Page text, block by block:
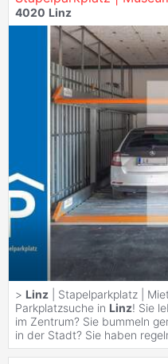
4020 Linz
> Linz | Stapelparkplatz |
Parkplatzsuche in Linz! Sie
im Zentrum? Sie bummeln
in der Stadt? Sie haben